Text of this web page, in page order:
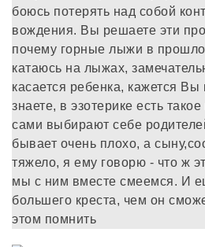
боюсь потерять над собой
вождения. Вы решаете эти
почему горные лыжи в
катаюсь на лыжах,
касается ребенка, кажется Вы
знаете, в эзотерике есть
сами выбирают себе
бывает очень плохо, а
тяжело, я ему говорю - что ж
мы с ним вместе смеемся. И
большего креста, чем он
этом помнить